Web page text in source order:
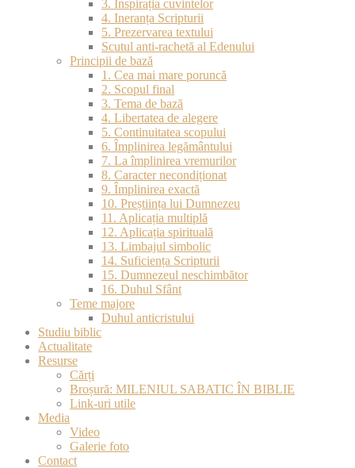
3. Inspirația cuvintelor
4. Ineranța Scripturii
5. Prezervarea textului
Scutul anti-rachetă al Edenului
Principii de bază
1. Cea mai mare poruncă
2. Scopul final
3. Tema de bază
4. Libertatea de alegere
5. Continuitatea scopului
6. Împlinirea legământului
7. La împlinirea vremurilor
8. Caracter necondiționat
9. Împlinirea exactă
10. Preștiința lui Dumnezeu
11. Aplicația multiplă
12. Aplicația spirituală
13. Limbajul simbolic
14. Suficiența Scripturii
15. Dumnezeul neschimbător
16. Duhul Sfânt
Teme majore
Duhul anticristului
Studiu biblic
Actualitate
Resurse
Cărți
Broșură: MILENIUL SABATIC ÎN BIBLIE
Link-uri utile
Media
Video
Galerie foto
Contact